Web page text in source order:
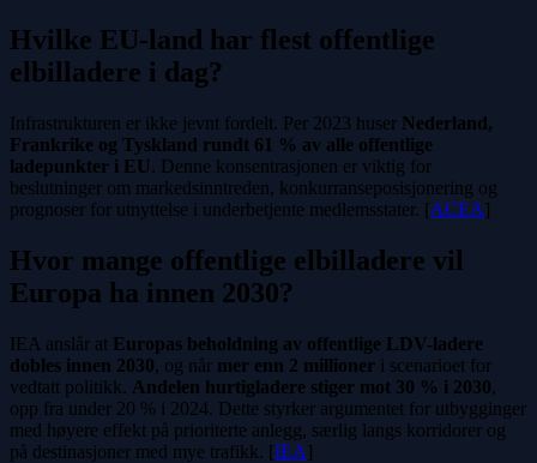
Hvilke EU-land har flest offentlige
elbilladere i dag?
Infrastrukturen er ikke jevnt fordelt. Per 2023 huser Nederland,
Frankrike og Tyskland rundt 61 % av alle offentlige
ladepunkter i EU. Denne konsentrasjonen er viktig for
beslutninger om markedsinntreden, konkurranseposisjonering og
prognoser for utnyttelse i underbetjente medlemsstater. [ACEA]
Hvor mange offentlige elbilladere vil
Europa ha innen 2030?
IEA anslår at Europas beholdning av offentlige LDV-ladere
dobles innen 2030, og når mer enn 2 millioner i scenarioet for
vedtatt politikk. Andelen hurtigladere stiger mot 30 % i 2030,
opp fra under 20 % i 2024. Dette styrker argumentet for utbygginger
med høyere effekt på prioriterte anlegg, særlig langs korridorer og
på destinasjoner med mye trafikk. [IEA]